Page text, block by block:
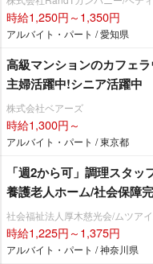
時給1,250円～1,350円
アルバイト・パート / 愛知県
高級マンションのカフェ
主婦活躍中!シニア活躍中
株式会社ベアーズ
時給1,300円～
アルバイト・パート / 東京都
「週2から可」調理スタ
養護老人ホーム/社会保障
社会福祉法人厚木慈光会/ムツア
時給1,225円～1,375円
アルバイト・パート / 神奈川県